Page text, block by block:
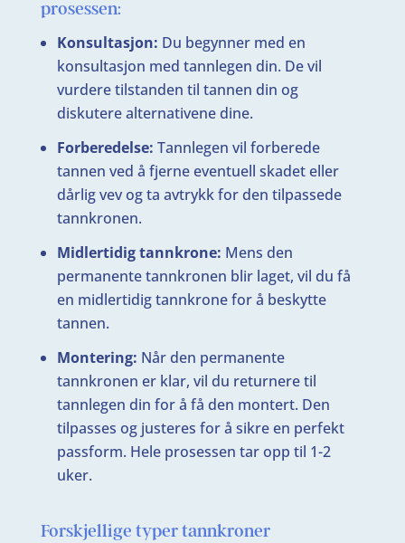
prosessen:
Konsultasjon: Du begynner med en
konsultasjon med tannlegen din. De vil
vurdere tilstanden til tannen din og
diskutere alternativene dine.
Forberedelse: Tannlegen vil forberede
tannen ved å fjerne eventuell skadet eller
dårlig vev og ta avtrykk for den tilpassede
tannkronen.
Midlertidig tannkrone: Mens den
permanente tannkronen blir laget, vil du få
en midlertidig tannkrone for å beskytte
tannen.
Montering: Når den permanente
tannkronen er klar, vil du returnere til
tannlegen din for å få den montert. Den
tilpasses og justeres for å sikre en perfekt
passform. Hele prosessen tar opp til 1-2
uker.
Forskjellige typer tannkroner